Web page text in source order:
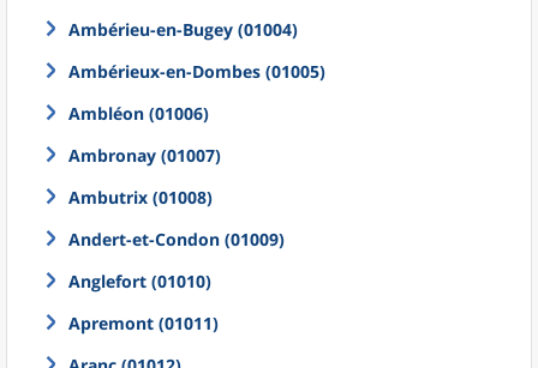
Ambérieu-en-Bugey (01004)
Ambérieux-en-Dombes (01005)
Ambléon (01006)
Ambronay (01007)
Ambutrix (01008)
Andert-et-Condon (01009)
Anglefort (01010)
Apremont (01011)